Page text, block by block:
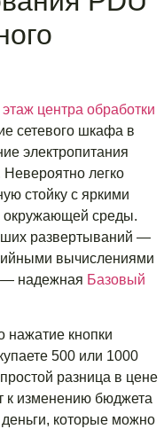
этаж центра обработки
сетевого шкафа в
электропитания
Невероятно легко
стойку с яркими
окружающей среды.
развертываний —
вычислениями
— надежная Базовый
нажатие кнопки
500 или 1000
разница в цене
к изменению бюджета
которые можно